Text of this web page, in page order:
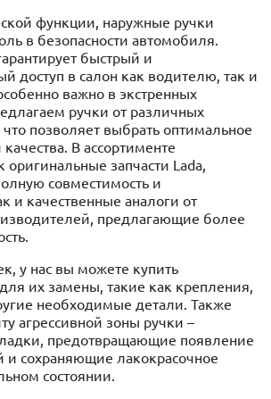
функции, наружные ручки
в безопасности автомобиля.
быстрый и
доступ в салон как водителю, так и
важно в экстренных
ручки от различных
позволяет выбрать оптимальное
В ассортименте
оригинальные запчасти Lada,
совместимость и
и качественные аналоги от
предлагающие более
у нас вы можете купить
их замены, такие как крепления,
необходимые детали. Также
агрессивной зоны ручки –
предотвращающие появление
и сохраняющие лакокрасочное
состоянии.